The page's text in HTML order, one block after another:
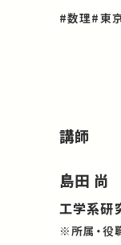
#数理#東
講師
島田 尚
工学系研
※所属・役